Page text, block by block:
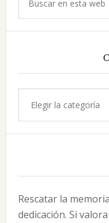
Rescatar la
dedicación. Si